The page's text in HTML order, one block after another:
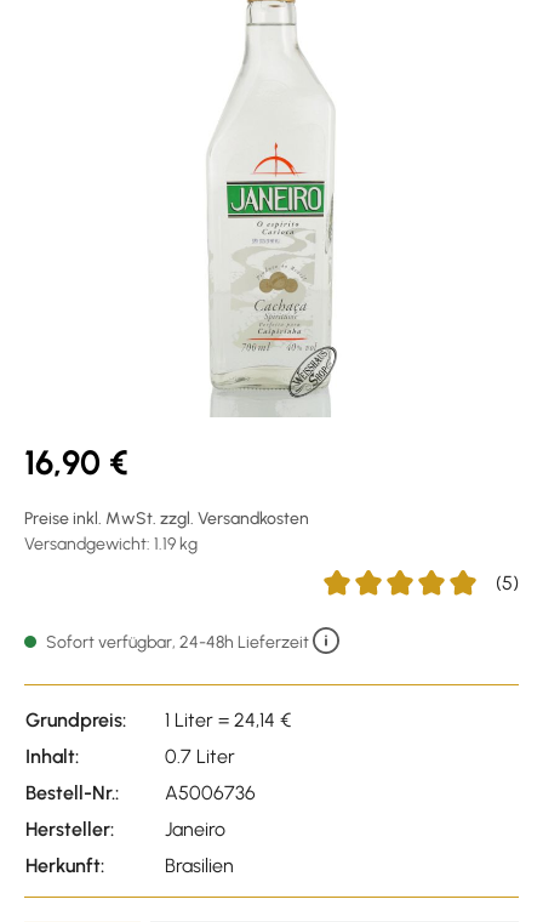
16,90 €
Preise inkl. MwSt. zzgl. Versandkosten
Versandgewicht: 1.19 kg
(5)
Sofort verfügbar, 24-48h Lieferzeit
Grundpreis:
1 Liter = 24,14 €
Inhalt:
0.7 Liter
Bestell-Nr.:
A5006736
Hersteller:
Janeiro
Herkunft:
Brasilien